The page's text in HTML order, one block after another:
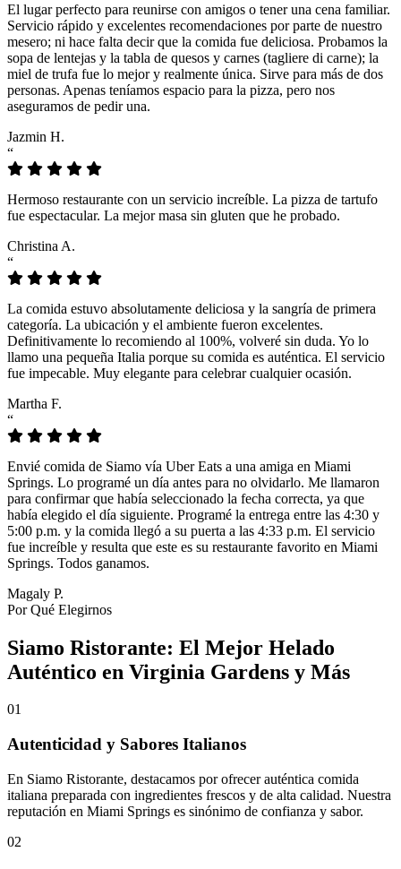
El lugar perfecto para reunirse con amigos o tener una cena familiar.
Servicio rápido y excelentes recomendaciones por parte de nuestro
mesero; ni hace falta decir que la comida fue deliciosa. Probamos la
sopa de lentejas y la tabla de quesos y carnes (tagliere di carne); la
miel de trufa fue lo mejor y realmente única. Sirve para más de dos
personas. Apenas teníamos espacio para la pizza, pero nos
aseguramos de pedir una.
Jazmin H.
“
Hermoso restaurante con un servicio increíble. La pizza de tartufo
fue espectacular. La mejor masa sin gluten que he probado.
Christina A.
“
La comida estuvo absolutamente deliciosa y la sangría de primera
categoría. La ubicación y el ambiente fueron excelentes.
Definitivamente lo recomiendo al 100%, volveré sin duda. Yo lo
llamo una pequeña Italia porque su comida es auténtica. El servicio
fue impecable. Muy elegante para celebrar cualquier ocasión.
Martha F.
“
Envié comida de Siamo vía Uber Eats a una amiga en Miami
Springs. Lo programé un día antes para no olvidarlo. Me llamaron
para confirmar que había seleccionado la fecha correcta, ya que
había elegido el día siguiente. Programé la entrega entre las 4:30 y
5:00 p.m. y la comida llegó a su puerta a las 4:33 p.m. El servicio
fue increíble y resulta que este es su restaurante favorito en Miami
Springs. Todos ganamos.
Magaly P.
Por Qué Elegirnos
Siamo Ristorante: El Mejor Helado
Auténtico en Virginia Gardens y Más
01
Autenticidad y Sabores Italianos
En Siamo Ristorante, destacamos por ofrecer auténtica comida
italiana preparada con ingredientes frescos y de alta calidad. Nuestra
reputación en Miami Springs es sinónimo de confianza y sabor.
02